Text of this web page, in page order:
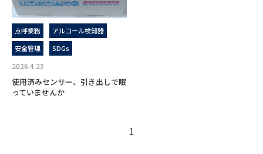
点呼業務
アルコール検知器
安全管理
SDGs
2026.4.23
使用済みセンサー、引き出しで眠
っていませんか
1